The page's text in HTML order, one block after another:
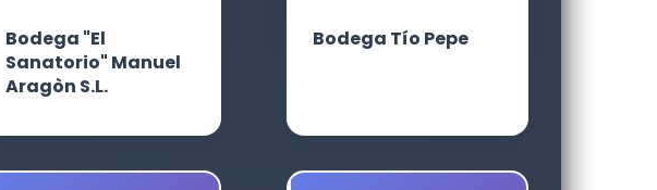
Bodega "El
Sanatorio" Manuel
Aragòn S.L.
Bodega Tío Pepe